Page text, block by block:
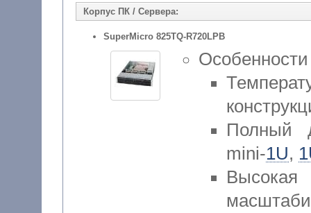
Корпус ПК / Сервера:
SuperMicro 825TQ-R720LPB
Полный
mini-1U,